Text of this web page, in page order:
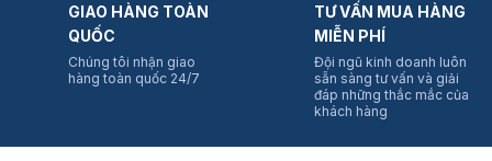
GIAO HÀNG TOÀN
QUỐC
Chúng tôi nhận giao
hàng toàn quốc 24/7
TƯ VẤN MUA HÀNG
MIỄN PHÍ
Đội ngũ kinh doanh luôn
sẵn sàng tư vấn và giải
đáp những thắc mắc của
khách hàng